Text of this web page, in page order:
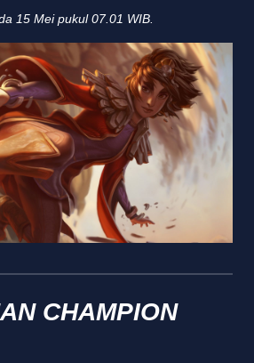
15 Mei pukul 07.01 WIB.
CHAMPION